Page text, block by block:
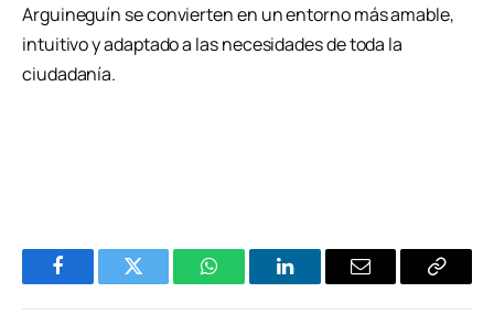
Arguineguín se convierten en un entorno más amable,
intuitivo y adaptado a las necesidades de toda la
ciudadanía.
FacebookTwitter WhatsAppLinkedInEmail
Copiar